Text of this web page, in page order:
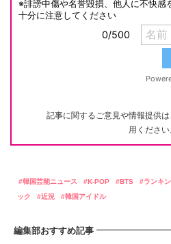
記事に関するご意見や情報提供
用ください
韓国芸能ニュース K-POP BTS ランキ
ック
近況 韓国アイドル
編集部おすすめ記事